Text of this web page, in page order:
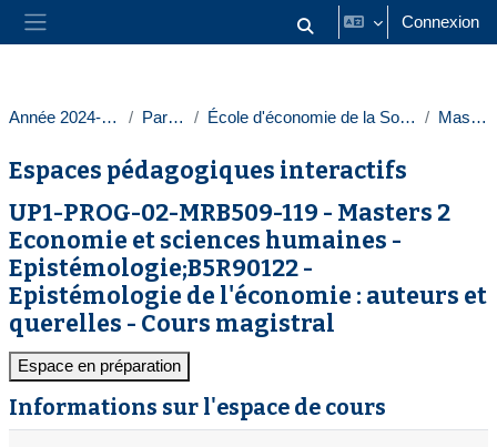
Passer au contenu principal
Panneau latéral Activer/désactiver la saisie
Connexion
Année 2024-2025 Paris 1 École d'économie de la Sorbonne Masters
Espaces pédagogiques interactifs
UP1-PROG-02-MRB509-119 - Masters 2
Economie et sciences humaines -
Epistémologie;B5R90122 -
Epistémologie de l'économie : auteurs et
querelles - Cours magistral
Espace en préparation
Informations sur l'espace de cours